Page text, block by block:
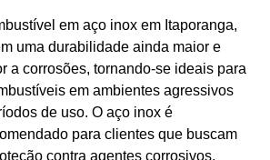
em aço inox em Itaporanga,
uma durabilidade ainda maior e
a corrosões, tornando-se ideais para
em ambientes agressivos
de uso. O aço inox é
para clientes que buscam
contra agentes corrosivos,